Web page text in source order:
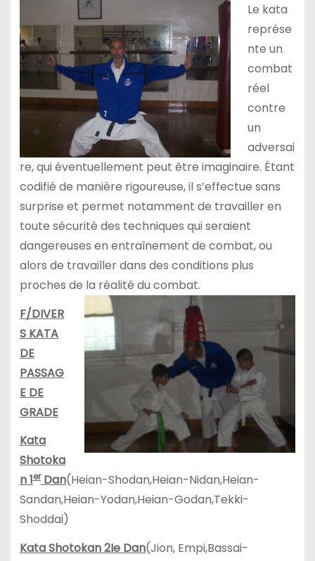
Le kata
représe
nte un
combat
réel
contre
un
adversai
re, qui éventuellement peut être imaginaire. Étant
codifié de manière rigoureuse, il s’effectue sans
surprise et permet notamment de travailler en
toute sécurité des techniques qui seraient
dangereuses en entraînement de combat, ou
alors de travailler dans des conditions plus
proches de la réalité du combat.
F/DIVER
S KATA
DE
PASSAG
E DE
GRADE
Kata
Shotoka
n 1erDan(Heian-Shodan,Heian-Nidan,Heian-
Sandan,Heian-Yodan,Heian-Godan,Tekki-
Shoddai)
Kata Shotokan 2Ie Dan(Jion, Empi,Bassai-